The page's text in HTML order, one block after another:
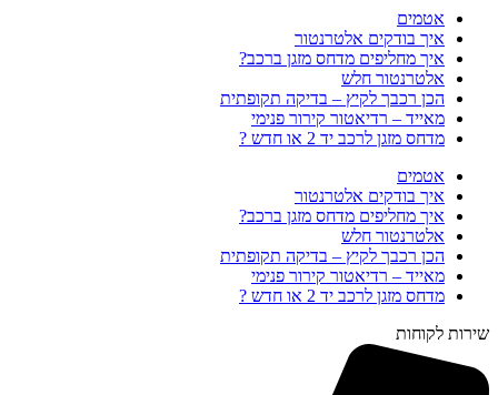
אטמים
איך בודקים אלטרנטור
איך מחליפים מדחס מזגן ברכב?
אלטרנטור חלש
הכן רכבך לקיץ – בדיקה תקופתית
מאייד – רדיאטור קירור פנימי
מדחס מזגן לרכב יד 2 או חדש ?
אטמים
איך בודקים אלטרנטור
איך מחליפים מדחס מזגן ברכב?
אלטרנטור חלש
הכן רכבך לקיץ – בדיקה תקופתית
מאייד – רדיאטור קירור פנימי
מדחס מזגן לרכב יד 2 או חדש ?
שירות לקוחות